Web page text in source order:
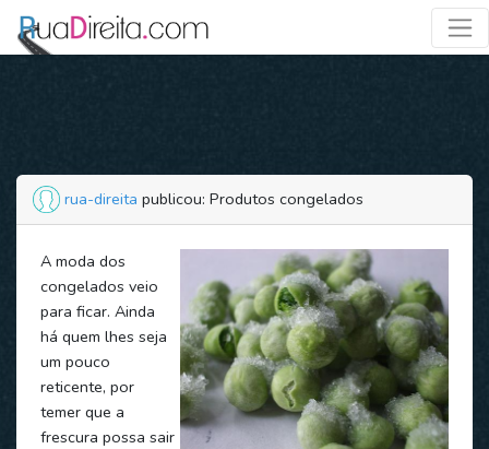
rua-direita publicou: Produtos congelados
A moda dos
congelados veio
para ficar. Ainda
há quem lhes seja
um pouco
reticente, por
temer que a
frescura possa sair